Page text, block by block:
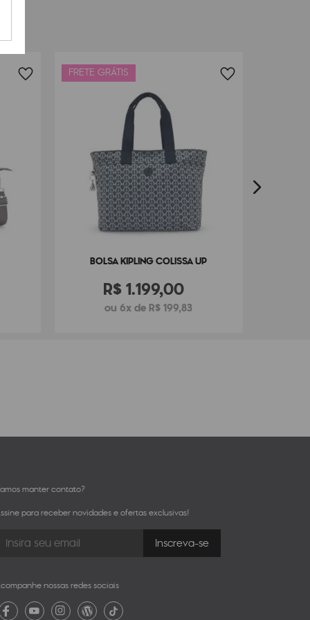
FRETE GRÁTIS
BOLSA KIPLING COLISSA UP
R$1.199,00
ou 6x de R$ 199,83
manter contato?
para receber novidades e ofertas exclusivas!
nossas redes sociais